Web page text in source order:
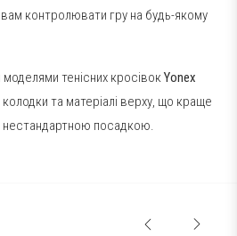
контролювати гру на будь-якому
тенісних кросівокYonex
та матеріалі верху, що краще
нестандартною посадкою.